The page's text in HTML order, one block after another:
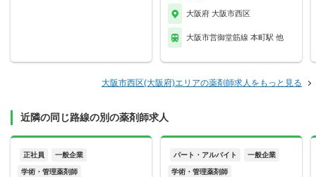
大阪府 大阪市西区
大阪市営御堂筋線 本町駅 他
大阪市西区(大阪府)エリアの薬剤師求人をもっと見る
近隣の同じ路線の別の薬剤師求人
正社員 一般企業
学術・管理薬剤師
パート・アルバイト 一般企業
学術・管理薬剤師